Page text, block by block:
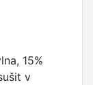
15%
v